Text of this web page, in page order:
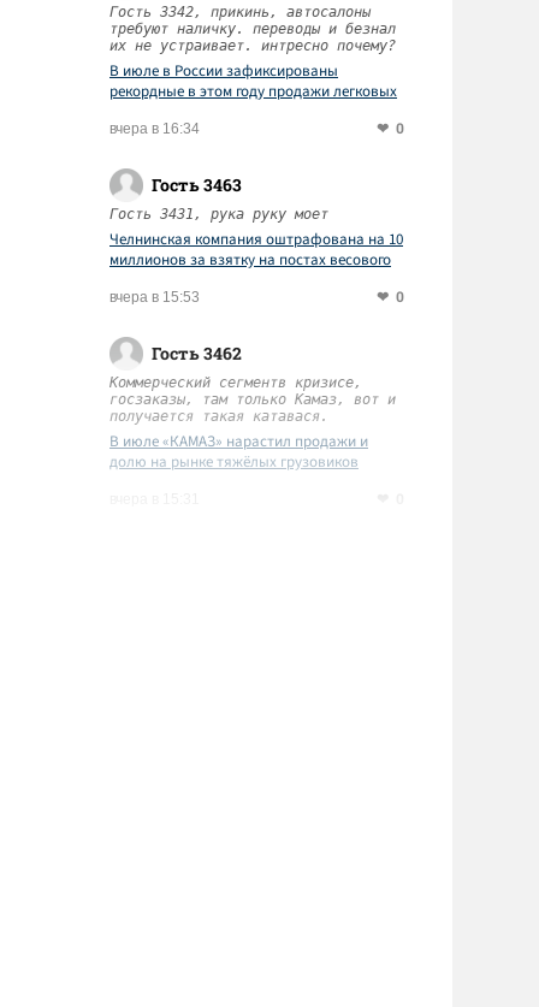
Гость 3342, прикинь, автосалоны
требуют наличку. переводы и безнал
их не устраивает. интресно почему?
В июле в России зафиксированы
рекордные в этом году продажи легковых
вчера в 16:34 0
Гость 3463
Гость 3431, рука руку моет
Челнинская компания оштрафована на 10
миллионов за взятку на постах весового
вчера в 15:53 0
Гость 3462
Коммерческий сегментв кризисе,
госзаказы, там только Камаз, вот и
получается такая катавася.
В июле «КАМАЗ» нарастил продажи и
долю на рынке тяжёлых грузовиков